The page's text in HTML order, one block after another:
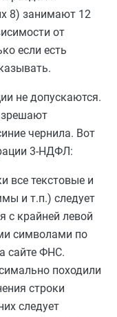
8) занимают 12
от
если есть
не допускаются.
чернила. Вот
3-НДФЛ:
все текстовые и
и т.п.) следует
с крайней левой
символами по
сайте ФНС.
походили
строки
следует